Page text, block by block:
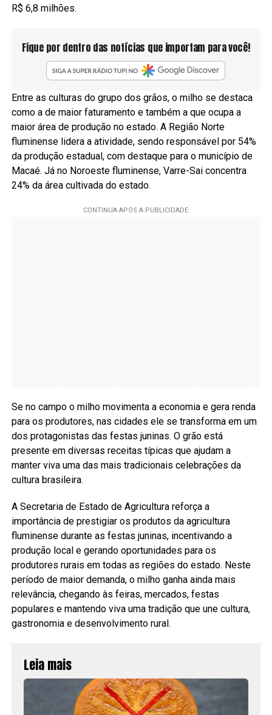
R$ 6,8 milhões.
Fique por dentro das notícias que importam para você!
Entre as culturas do grupo dos grãos, o milho se destaca
como a de maior faturamento e também a que ocupa a
maior área de produção no estado. A Região Norte
fluminense lidera a atividade, sendo responsável por 54%
da produção estadual, com destaque para o município de
Macaé. Já no Noroeste fluminense, Varre-Sai concentra
24% da área cultivada do estado.
Se no campo o milho movimenta a economia e gera renda
para os produtores, nas cidades ele se transforma em um
dos protagonistas das festas juninas. O grão está
presente em diversas receitas típicas que ajudam a
manter viva uma das mais tradicionais celebrações da
cultura brasileira.
A Secretaria de Estado de Agricultura reforça a
importância de prestigiar os produtos da agricultura
fluminense durante as festas juninas, incentivando a
produção local e gerando oportunidades para os
produtores rurais em todas as regiões do estado. Neste
período de maior demanda, o milho ganha ainda mais
relevância, chegando às feiras, mercados, festas
populares e mantendo viva uma tradição que une cultura,
gastronomia e desenvolvimento rural.
Leia mais